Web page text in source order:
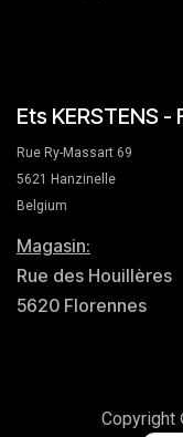
Ets KERSTENS -
Rue Ry-Massart 69
5621 Hanzinelle
Belgium
Magasin:
Rue des Houillères
5620 Florennes
Copyright